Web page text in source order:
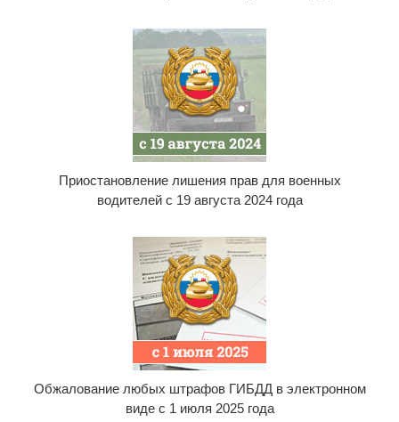
Приостановление лишения прав для военных
водителей с 19 августа 2024 года
Обжалование любых штрафов ГИБДД в электронном
виде с 1 июля 2025 года